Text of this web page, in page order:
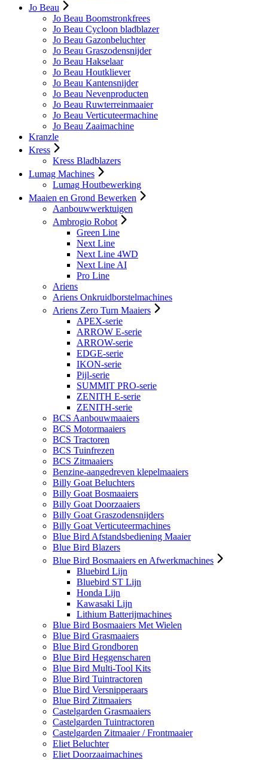
Jo Beau
Jo Beau Boomstronkfrees
Jo Beau Cycloon bladblazer
Jo Beau Gazonbeluchter
Jo Beau Graszodensnijder
Jo Beau Hakselaar
Jo Beau Houtkliever
Jo Beau Kantensnijder
Jo Beau Nevenproducten
Jo Beau Ruwterreinmaaier
Jo Beau Verticuteermachine
Jo Beau Zaaimachine
Kranzle
Kress
Kress Bladblazers
Lumag Machines
Lumag Houtbewerking
Maaien en Grond Bewerken
Aanbouwwerktuigen
Ambrogio Robot
Green Line
Next Line
Next Line 4WD
Next Line AI
Pro Line
Ariens
Ariens Onkruidborstelmachines
Ariens Zero Turn Maaiers
APEX-serie
ARROW E-serie
ARROW-serie
EDGE-serie
IKON-serie
Pijl-serie
SUMMIT PRO-serie
ZENITH E-serie
ZENITH-serie
BCS Aanbouwmaaiers
BCS Motormaaiers
BCS Tractoren
BCS Tuinfrezen
BCS Zitmaaiers
Benzine-aangedreven klepelmaaiers
Billy Goat Beluchters
Billy Goat Bosmaaiers
Billy Goat Doorzaaiers
Billy Goat Graszodensnijders
Billy Goat Verticuteermachines
Blue Bird Afstandsbediening Maaier
Blue Bird Blazers
Blue Bird Bosmaaiers en Afwerkmachines
Bluebird Lijn
Bluebird ST Lijn
Honda Lijn
Kawasaki Lijn
Lithium Batterijmachines
Blue Bird Bosmaaiers Met Wielen
Blue Bird Grasmaaiers
Blue Bird Grondboren
Blue Bird Heggenscharen
Blue Bird Multi-Tool Kits
Blue Bird Tuintractoren
Blue Bird Versnipperaars
Blue Bird Zitmaaiers
Castelgarden Grasmaaiers
Castelgarden Tuintractoren
Castelgarden Zitmaaier / Frontmaaier
Eliet Beluchter
Eliet Doorzaaimachines